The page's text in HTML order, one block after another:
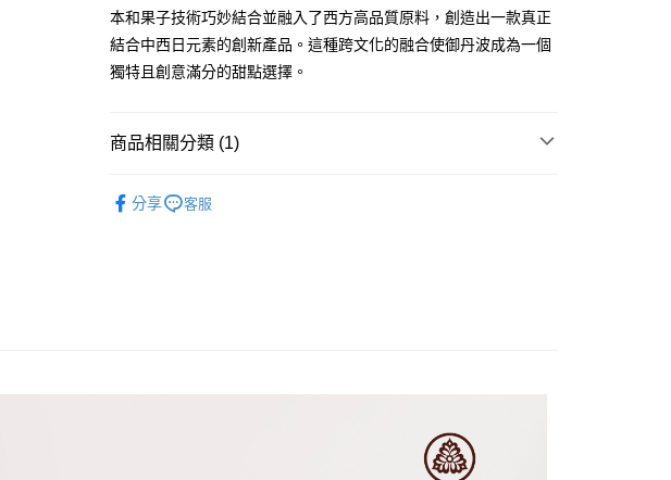
本和果子技術巧妙結合並融入了西方高品質原料，創造出一款真正
結合中西日元素的創新產品。這種跨文化的融合使御丹波成為一個
獨特且創意滿分的甜點選擇。
商品相關分類 (1)
分享
客服